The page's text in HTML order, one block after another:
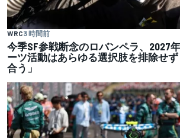
WRC3 時間前
今季SF参戦断念のロバンペラ、2027
ーツ活動はあらゆる選択肢を排除せ
合う」